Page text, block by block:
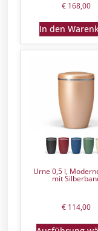
€ 168,00
In den
Urne 0,5 l,
mit
€ 114,00